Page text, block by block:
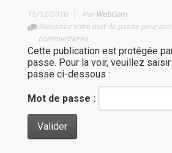
15/12/2010
Saisissez votre mot de passe pour
commentaires.
Par WebCom
Cette publication est protégée
passe. Pour la voir, veuillez
passe ci-dessous :
Mot de passe :